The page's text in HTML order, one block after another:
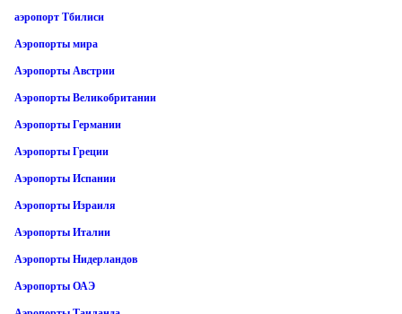
аэропорт Тбилиси
Аэропорты мира
Аэропорты Австрии
Аэропорты Великобритании
Аэропорты Германии
Аэропорты Греции
Аэропорты Испании
Аэропорты Израиля
Аэропорты Италии
Аэропорты Нидерландов
Аэропорты ОАЭ